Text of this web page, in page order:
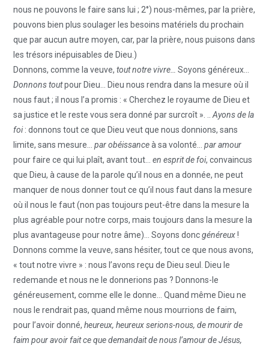
nous ne pouvons le faire sans lui ; 2°) nous-mêmes, par la prière,
pouvons bien plus soulager les besoins matériels du prochain
que par aucun autre moyen, car, par la prière, nous puisons dans
les trésors inépuisables de Dieu.)
Donnons, comme la veuve,tout notre vivre…
Soyons généreux…
Donnons toutpour Dieu… Dieu nous rendra dans la mesure où il
nous faut ; il nous l’a promis : « Cherchez le royaume de Dieu et
sa justice et le reste vous sera donné par surcroît ». ..Ayons de la
foi: donnons tout ce que Dieu veut que nous donnions, sans
limite, sans mesure…par obéissanceà sa volonté…par amour
pour faire ce qui lui plaît, avant tout…en esprit de foi, convaincus
que Dieu, à cause de la parole qu’il nous en a donnée, ne peut
manquer de nous donner tout ce qu’il nous faut dans la mesure
où il nous le faut (non pas toujours peut-être dans la mesure la
plus agréable pour notre corps, mais toujours dans la mesure la
plus avantageuse pour notre âme)… Soyons doncgénéreux!
Donnons comme la veuve, sans hésiter, tout ce que nous avons,
« tout notre vivre » : nous l’avons reçu de Dieu seul. Dieu le
redemande et nous ne le donnerions pas ? Donnons-le
généreusement, comme elle le donne… Quand même Dieu ne
nous le rendrait pas, quand même nous mourrions de faim,
pour l’avoir donné,heureux, heureux serions-nous, de mourir de
faim pour avoir fait ce que demandait de nous l’amour de Jésus,